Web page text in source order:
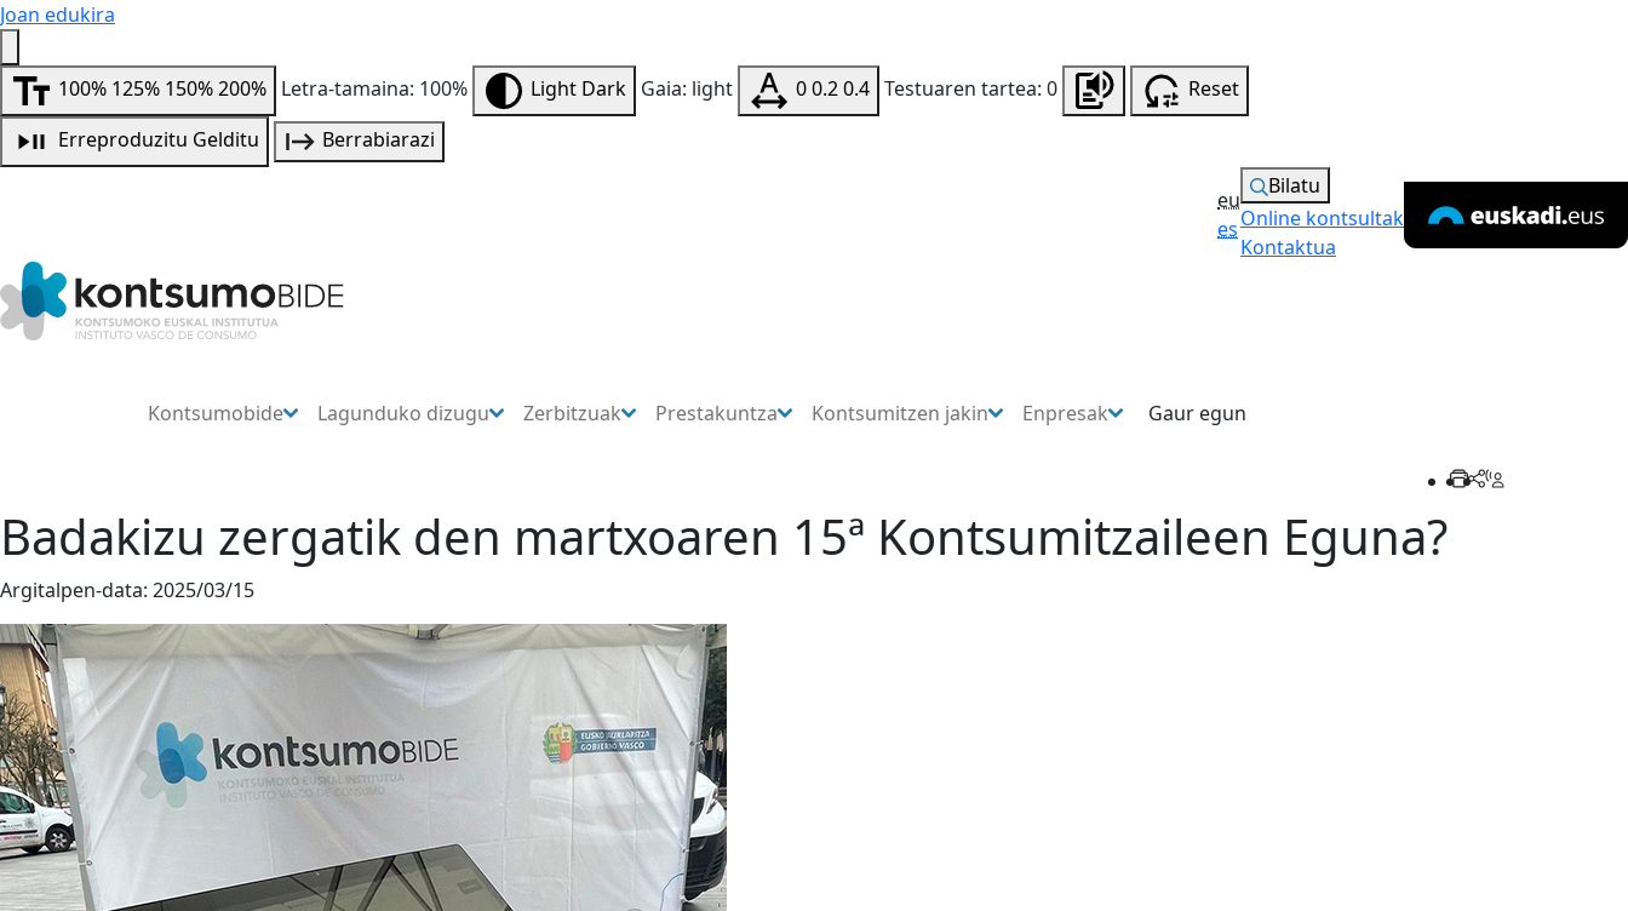
Joan edukira
100% 125% 150%200% Letra-tamaina: 100% Light Dark Gaia: light 00.20.4 Testuaren tartea: 0
Reset
Erreproduzitu Gelditu Berrabiarazi
eu
es
Bilatu
Online kontsultak
Kontaktua
Kontsumobide Lagunduko dizugu Zerbitzuak Prestakuntza Kontsumitzen jakin Enpresak Gaur egun
Badakizu zergatik den martxoaren 15ª Kontsumitzaileen Eguna?
Argitalpen-data: 2025/03/15